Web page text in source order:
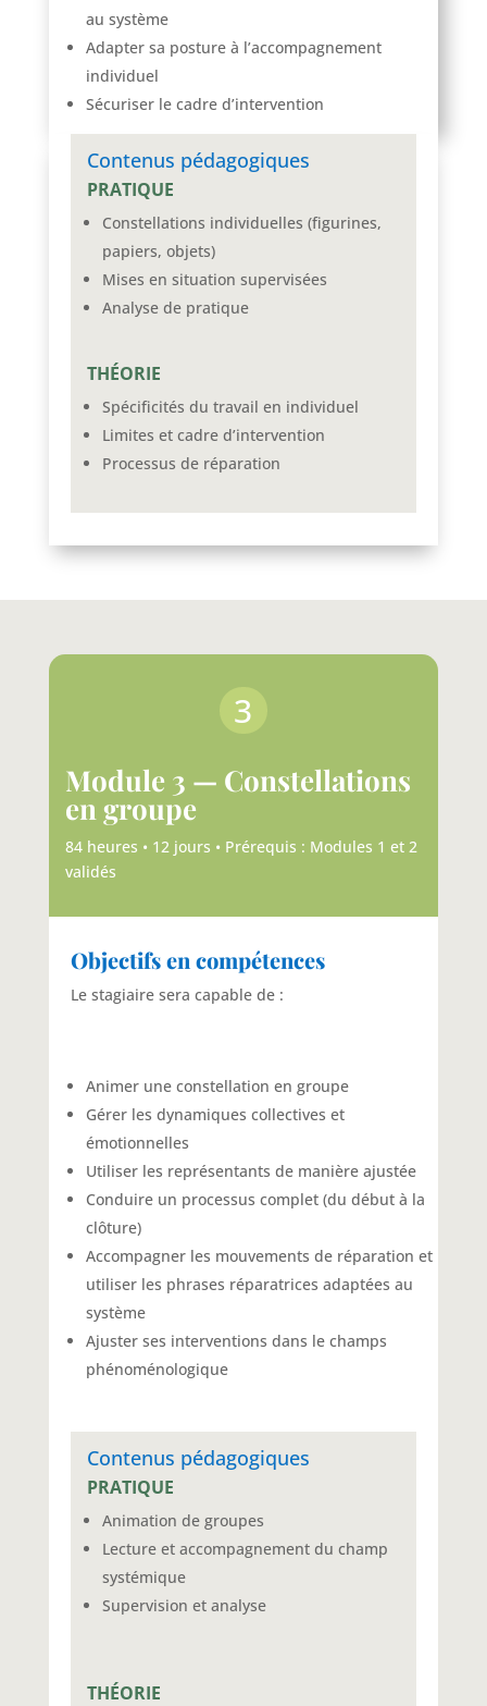
au système
Adapter sa posture à l’accompagnement
individuel
Sécuriser le cadre d’intervention
Contenus pédagogiques
PRATIQUE
Constellations individuelles (figurines,
papiers, objets)
Mises en situation supervisées
Analyse de pratique
THÉORIE
Spécificités du travail en individuel
Limites et cadre d’intervention
Processus de réparation
3
Module 3 — Constellations
en groupe
84 heures • 12 jours • Prérequis : Modules 1 et 2
validés
Objectifs en compétences
Le stagiaire sera capable de :
Animer une constellation en groupe
Gérer les dynamiques collectives et
émotionnelles
Utiliser les représentants de manière ajustée
Conduire un processus complet (du début à la
clôture)
Accompagner les mouvements de réparation et
utiliser les phrases réparatrices adaptées au
système
Ajuster ses interventions dans le champs
phénoménologique
Contenus pédagogiques
PRATIQUE
Animation de groupes
Lecture et accompagnement du champ
systémique
Supervision et analyse
THÉORIE